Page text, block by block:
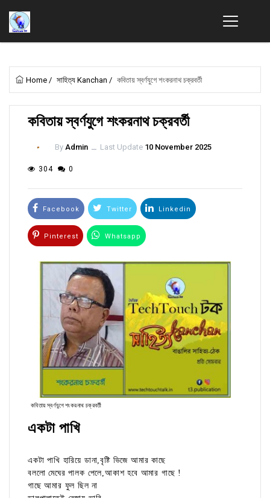
Home / সাহিত্য Kanchan / কবিতায় স্বর্ণযুগে শংকরনাথ চক্রবর্তী
কবিতায় স্বর্ণযুগে শংকরনাথ চক্রবর্তী
By Admin ــ Last Update 10 November 2025
304 0
Facebook Twitter Linkedin
Pinterest Whatsapp
কবিতায় স্বর্ণযুগে শংকরনাথ চক্রবর্তী
একটা পাখি
একটা পাখি হারিয়ে ডানা,বৃষ্টি ভিজে আমার কাছে
বললো মেঘের পালক পেলে,আকাশ হবে আমার গাছে !
গাছে আমার ফুল ছিল না